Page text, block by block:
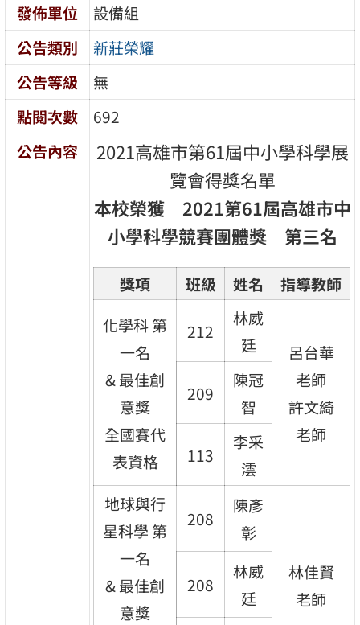
發佈單位
設備組
公告類別
新莊榮耀
公告等級
無
點閱次數
692
公告內容
2021高雄市第61屆中小學科學展
覽會得獎名單
本校榮獲 2021第61屆高雄市中
小學科學競賽團體獎 第三名
獎項 班級 姓名
指導教師
化學科 第
一名
& 最佳創
意獎
全國賽代
表資格
212
林威
廷
呂台華
老師
許文綺
老師
209
陳冠
智
113
李采
澐
地球與行
星科學 第
一名
& 最佳創
意獎
208
陳彥
彰
林佳賢
老師
208
林威
廷